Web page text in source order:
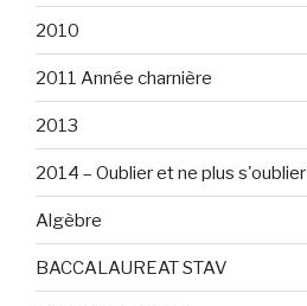
2010
2011 Année charnière
2013
2014 – Oublier et ne plus s'oublier
Algèbre
BACCALAUREAT STAV